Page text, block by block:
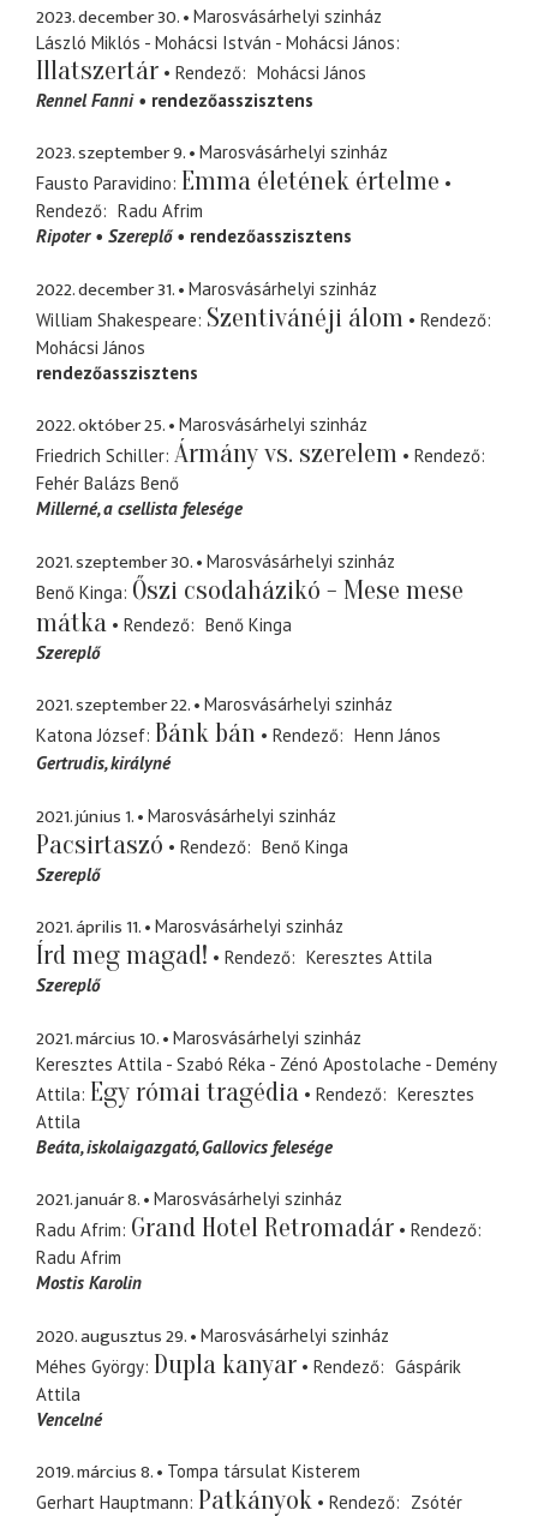
2023. december 30.
Marosvásárhelyi szinház
László Miklós - Mohácsi István - Mohácsi János
Illatszertár Rendező
Mohácsi János
Rennel Fanni
rendezőasszisztens
2023. szeptember 9.
Marosvásárhelyi szinház
Fausto Paravidino Emma életének értelme
Rendező
Radu Afrim
Ripoter
Szereplő rendezőasszisztens
2022. december 31.
Marosvásárhelyi szinház
William Shakespeare Szentivánéji álom
Rendező
Mohácsi János
rendezőasszisztens
2022. október 25.
Marosvásárhelyi szinház
Friedrich Schiller Ármány vs. szerelem
Rendező
Fehér Balázs Benő
Millerné a csellista felesége
2021. szeptember 30.
Marosvásárhelyi szinház
Benő Kinga Őszi csodaházikó - Mese mese
mátka
Rendező
Benő Kinga
Szereplő
2021. szeptember 22.
Marosvásárhelyi szinház
Katona József Bánk bán Rendező
Henn János
Gertrudis királyné
2021. június 1. Marosvásárhelyi szinház
Pacsirtaszó Rendező
Benő Kinga
Szereplő
2021. április 11. Marosvásárhelyi szinház
Írd meg magad! Rendező
Keresztes Attila
Szereplő
2021. március 10.
Marosvásárhelyi szinház
Keresztes Attila - Szabó Réka - Zénó Apostolache - Demény
Attila Egy római tragédia Rendező
Keresztes
Attila
Beáta iskolaigazgató, Gallovics felesége
2021. január 8.
Marosvásárhelyi szinház
Radu Afrim Grand Hotel Retromadár
Rendező
Radu Afrim
Mostis Karolin
2020. augusztus 29.
Marosvásárhelyi szinház
Méhes György Dupla kanyar Rendező
Gáspárik
Attila
Vencelné
2019. március 8.
Tompa társulat Kisterem
Gerhart Hauptmann Patkányok Rendező Zsótér